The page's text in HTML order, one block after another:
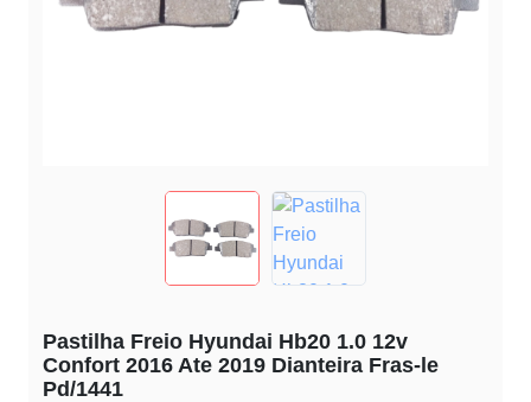
Pastilha Freio Hyundai Hb20 1.0 12v
Confort 2016 Ate 2019 Dianteira Fras-le
Pd/1441